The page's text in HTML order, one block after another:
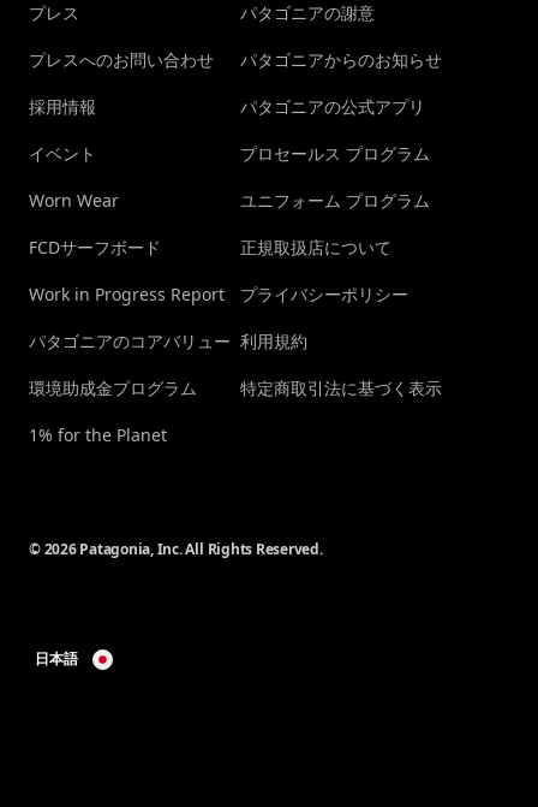
プレス
プレスへのお問い合わせ
採用情報
イベント
Worn Wear
FCDサーフボード
Work in Progress Report
パタゴニアのコアバリュー
環境助成金プログラム
1% for the Planet
パタゴニアの謝意
パタゴニアからのお知らせ
パタゴニアの公式アプリ
プロセールス プログラム
ユニフォーム プログラム
正規取扱店について
プライバシーポリシー
利用規約
特定商取引法に基づく表示
© 2026 Patagonia, Inc. All Rights Reserved.
日本語